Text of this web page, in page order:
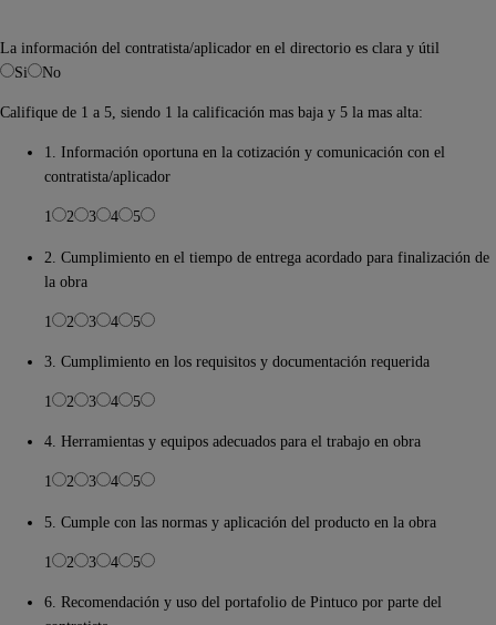
La información del contratista/aplicador en el directorio es clara y útil
Si
No
Califique de 1 a 5, siendo 1 la calificación mas baja y 5 la mas alta:
1. Información oportuna en la cotización y comunicación con el
contratista/aplicador
1 2 3 4 5
2. Cumplimiento en el tiempo de entrega acordado para finalización de
la obra
1 2 3 4 5
3. Cumplimiento en los requisitos y documentación requerida
1 2 3 4 5
4. Herramientas y equipos adecuados para el trabajo en obra
1 2 3 4 5
5. Cumple con las normas y aplicación del producto en la obra
1 2 3 4 5
6. Recomendación y uso del portafolio de Pintuco por parte del